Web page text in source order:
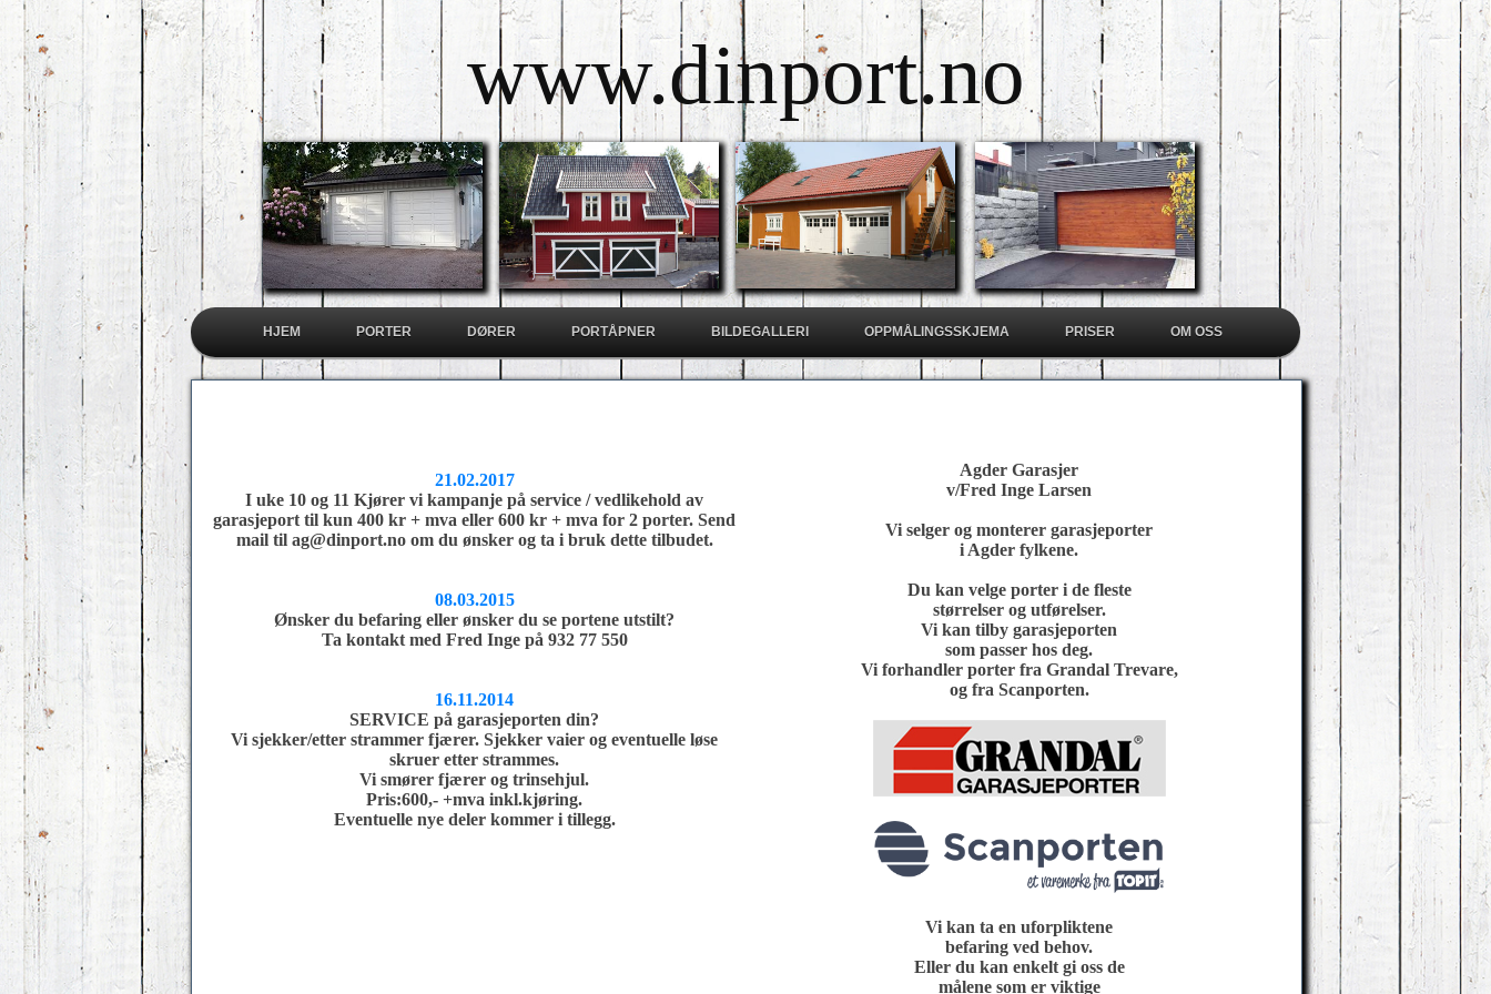
www.dinport.no
HJEM PORTER DØRER PORTÅPNER BILDEGALLERI OPPMÅLINGSSKJEMA PRISER OM OSS
21.02.2017
I uke 10 og 11 Kjører vi kampanje på service / vedlikehold av
garasjeport til kun 400 kr + mva eller 600 kr + mva for 2 porter. Send
mail til ag@dinport.no om du ønsker og ta i bruk dette tilbudet.
08.03.2015
Ønsker du befaring eller ønsker du se portene utstilt?
Ta kontakt med Fred Inge på 932 77 550
16.11.2014
SERVICE på garasjeporten din?
Vi sjekker/etter strammer fjærer. Sjekker vaier og eventuelle løse
skruer etter strammes.
Vi smører fjærer og trinsehjul.
Pris:600,- +mva inkl.kjøring.
Eventuelle nye deler kommer i tillegg.
Agder Garasjer
v/Fred Inge Larsen
Vi selger og monterer garasjeporter
i Agder fylkene.
Du kan velge porter i de fleste
størrelser og utførelser.
Vi kan tilby garasjeporten
som passer hos deg.
Vi forhandler porter fra Grandal Trevare,
og fra Scanporten.
Vi kan ta en uforpliktene
befaring ved behov.
Eller du kan enkelt gi oss de
målene som er viktige